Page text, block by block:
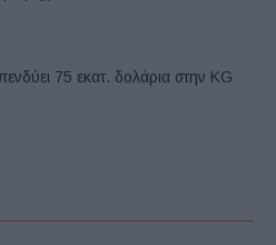
75 εκατ. δολάρια στην KG